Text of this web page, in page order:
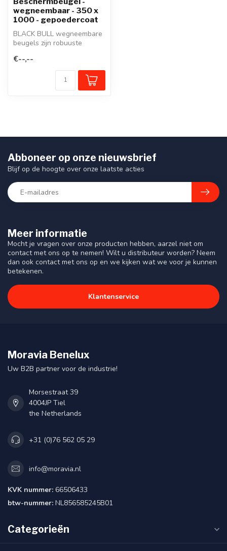
wegneembaar - 350 x
1000 - gepoedercoat
BLACK BULL wegneembare
beugels zijn robuuste
van kwalite...
€--,--
Meer informatie
Mocht je vragen over onze producten hebben, aarzel niet om
contact met ons op te nemen! Wilt u distributeur worden? Neem
dan ook contact met ons op en we kijken wat we voor je kunnen
betekenen.
Klantenservice
Abboneer op onze nieuwsbrief
Blijf op de hoogte over onze laatste acties
Moravia Benelux
Uw B2B partner voor de industrie!
Morsestraat 39
4004JP Tiel
the Netherlands
+31 (0)76 562 05 29
info@moravia.nl
KVK nummer: 66506433
btw-nummer: NL856585245B01
Categorieën